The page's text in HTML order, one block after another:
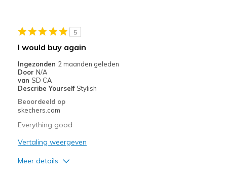
5
I would buy again
Ingezonden 2 maanden geleden
Door N/A
van SD CA
Describe Yourself Stylish
Beoordeeld op
skechers.com
Everything good
Vertaling weergeven
Meer details